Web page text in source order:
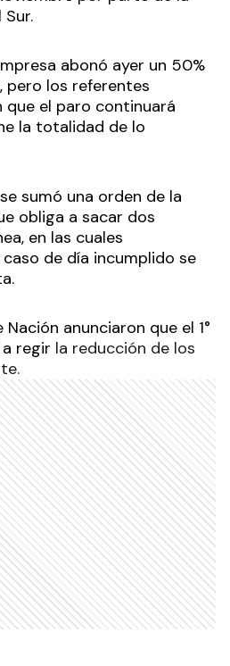
abonó ayer un 50%
pero los referentes
el paro continuará
la totalidad de lo
sumó una orden de la
obliga a sacar dos
en las cuales
de día incumplido se
anunciaron que el 1°
regir la reducción de los